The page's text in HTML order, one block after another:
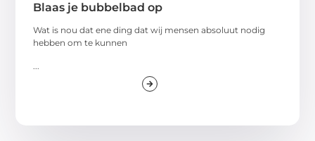
Blaas je bubbelbad op
Wat is nou dat ene ding dat wij mensen absoluut nodig
hebben om te kunnen